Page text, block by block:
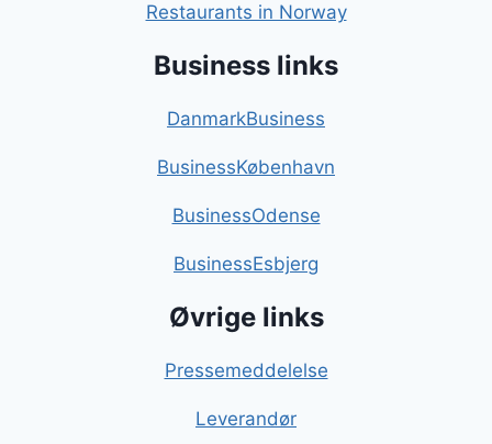
Restaurants in Norway
Business links
DanmarkBusiness
BusinessKøbenhavn
BusinessOdense
BusinessEsbjerg
Øvrige links
Pressemeddelelse
Leverandør